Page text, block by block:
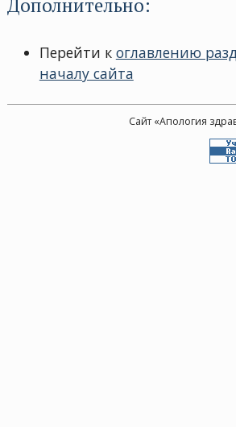
Дополнительно:
Перейти к оглавлению
началу сайта
Сайт «Апология